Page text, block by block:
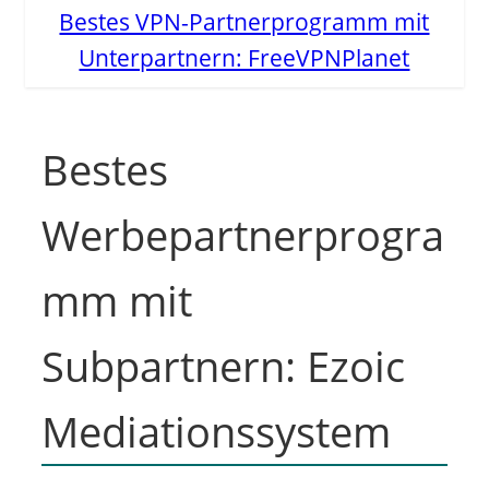
Bestes VPN-Partnerprogramm mit
Unterpartnern: FreeVPNPlanet
Bestes
Werbepartnerprogra
mm mit
Subpartnern: Ezoic
Mediationssystem